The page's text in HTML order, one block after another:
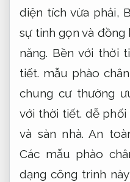
diện tích vừa phải,
sự tinh gọn và
năng. Bền với thời
tiết. mẫu phào
chung cư thường
với thời tiết. dễ phối
và sàn nhà.An
Các mẫu phào
dạng công trình